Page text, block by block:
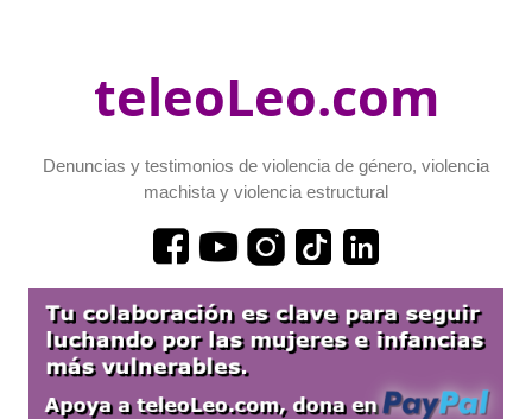
teleoLeo.com
Denuncias y testimonios de violencia de género, violencia
machista y violencia estructural